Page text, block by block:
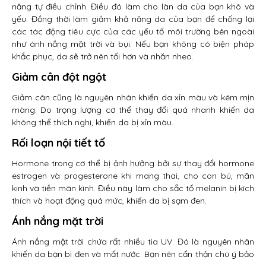
năng tự điều chỉnh. Điều đó làm cho làn da của bạn khô và
yếu. Đồng thời làm giảm khả năng da của bạn để chống lại
các tác động tiêu cực của các yếu tố môi trường bên ngoài
như ánh nắng mặt trời và bụi. Nếu bạn không có biện pháp
khắc phục, da sẽ trở nên tối hơn và nhăn nheo.
Giảm cân đột ngột
Giảm cân cũng là nguyên nhân khiến da xỉn màu và kém mịn
màng. Do trọng lượng cơ thể thay đổi quá nhanh khiến da
không thể thích nghi, khiến da bị xỉn màu.
Rối loạn nội tiết tố
Hormone trong cơ thể bị ảnh hưởng bởi sự thay đổi hormone
estrogen và progesterone khi mang thai, cho con bú, mãn
kinh và tiền mãn kinh. Điều này làm cho sắc tố melanin bị kích
thích và hoạt động quá mức, khiến da bị sạm đen.
Ánh nắng mặt trời
Ánh nắng mặt trời chứa rất nhiều tia UV. Đó là nguyên nhân
khiến da bạn bị đen và mất nước. Bạn nên cẩn thận chú ý bảo